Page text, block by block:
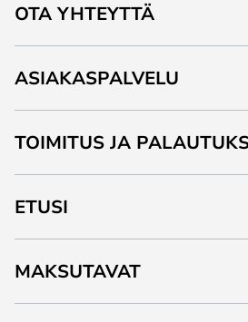
OTA YHTEYTTÄ
ASIAKASPALVELU
TOIMITUS JA
ETUSI
MAKSUTAVAT